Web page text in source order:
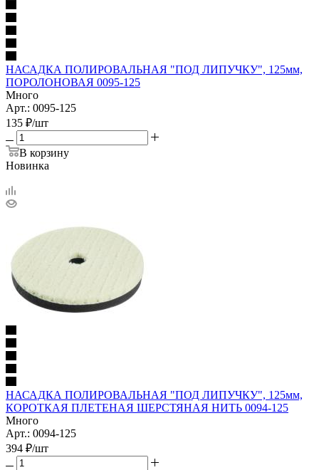
НАСАДКА ПОЛИРОВАЛЬНАЯ "ПОД ЛИПУЧКУ", 125мм,
ПОРОЛОНОВАЯ 0095-125
Много
Арт.: 0095-125
135 ₽/шт
В корзину
Новинка
НАСАДКА ПОЛИРОВАЛЬНАЯ "ПОД ЛИПУЧКУ", 125мм,
КОРОТКАЯ ПЛЕТЕНАЯ ШЕРСТЯНАЯ НИТЬ 0094-125
Много
Арт.: 0094-125
394 ₽/шт